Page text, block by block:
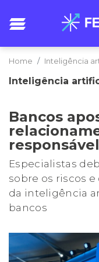
Home Inteligência
Inteligência
Bancos
responsável
Especialistas
sobre os riscos
da inteligência
bancos